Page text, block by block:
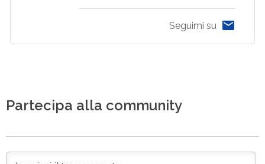
Seguimi su
Partecipa alla community